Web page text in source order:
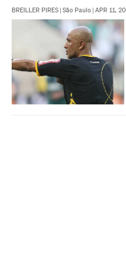
BREILLER PIRES | São Paulo | APR 11,